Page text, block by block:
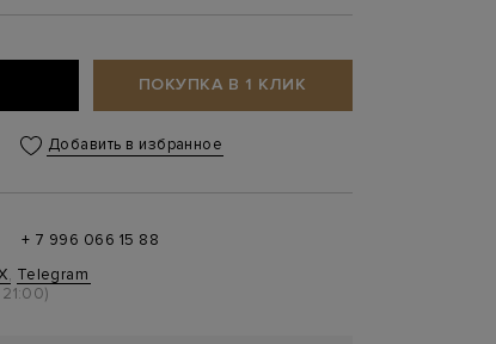
ПОКУПКА В 1 КЛИК
Добавить в избранное
+ 7 996 066 15 88
, Telegram